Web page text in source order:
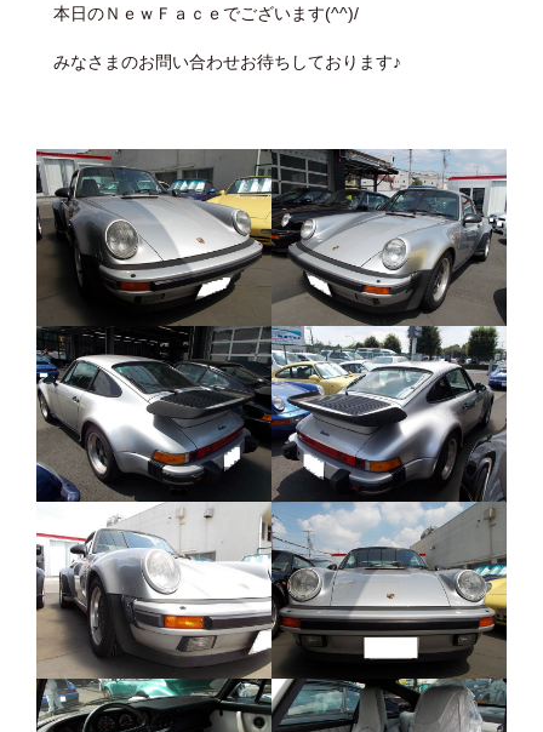
本日のＮｅｗＦａｃｅでございます(^^)/
みなさまのお問い合わせお待ちしております♪